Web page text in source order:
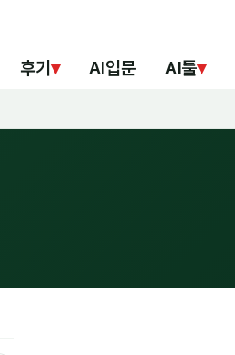
후기 ▾ AI입문 AI툴▾